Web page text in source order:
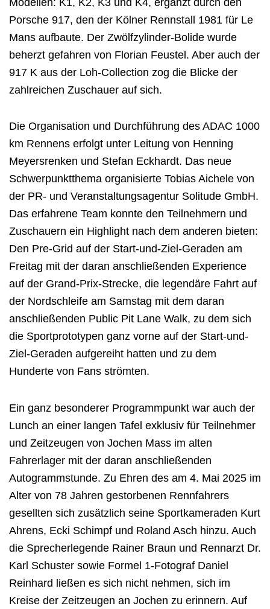
Porsche 917, den der Kölner Rennstall 1981 für Le
Mans aufbaute. Der Zwölfzylinder-Bolide wurde
beherzt gefahren von Florian Feustel. Aber auch der
917 K aus der Loh-Collection zog die Blicke der
zahlreichen Zuschauer auf sich.
Die Organisation und Durchführung des ADAC 1000
km Rennens erfolgt unter Leitung von Henning
Meyersrenken und Stefan Eckhardt. Das neue
Schwerpunktthema organisierte Tobias Aichele von
der PR- und Veranstaltungsagentur Solitude GmbH.
Das erfahrene Team konnte den Teilnehmern und
Zuschauern ein Highlight nach dem anderen bieten:
Den Pre-Grid auf der Start-und-Ziel-Geraden am
Freitag mit der daran anschließenden Experience
auf der Grand-Prix-Strecke, die legendäre Fahrt auf
der Nordschleife am Samstag mit dem daran
anschließenden Public Pit Lane Walk, zu dem sich
die Sportprototypen ganz vorne auf der Start-und-
Ziel-Geraden aufgereiht hatten und zu dem
Hunderte von Fans strömten.
Ein ganz besonderer Programmpunkt war auch der
Lunch an einer langen Tafel exklusiv für Teilnehmer
und Zeitzeugen von Jochen Mass im alten
Fahrerlager mit der daran anschließenden
Autogrammstunde. Zu Ehren des am 4. Mai 2025 im
Alter von 78 Jahren gestorbenen Rennfahrers
gesellten sich zusätzlich seine Sportkameraden Kurt
Ahrens, Ecki Schimpf und Roland Asch hinzu. Auch
die Sprecherlegende Rainer Braun und Rennarzt Dr.
Karl Schuster sowie Formel 1-Fotograf Daniel
Reinhard ließen es sich nicht nehmen, sich im
Kreise der Zeitzeugen an Jochen zu erinnern. Auf